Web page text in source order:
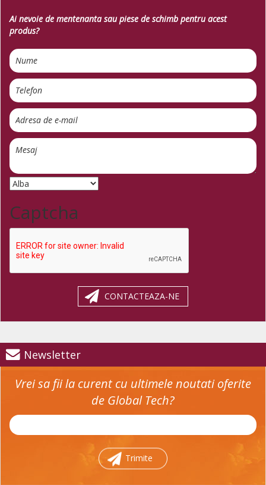
Ai nevoie de mentenanta sau piese de schimb pentru acest
produs?
Captcha
CONTACTEAZA-NE
Newsletter
Vrei sa fii la curent cu ultimele noutati oferite
de Global Tech?
Trimite